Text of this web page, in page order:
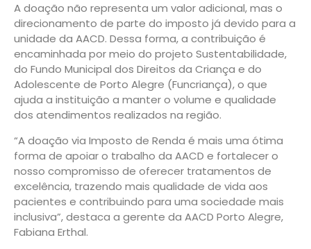
A doação não representa um valor adicional, mas o
direcionamento de parte do imposto já devido para a
unidade da AACD. Dessa forma, a contribuição é
encaminhada por meio do projeto Sustentabilidade,
do Fundo Municipal dos Direitos da Criança e do
Adolescente de Porto Alegre (Funcriança), o que
ajuda a instituição a manter o volume e qualidade
dos atendimentos realizados na região.
“A doação via Imposto de Renda é mais uma ótima
forma de apoiar o trabalho da AACD e fortalecer o
nosso compromisso de oferecer tratamentos de
excelência, trazendo mais qualidade de vida aos
pacientes e contribuindo para uma sociedade mais
inclusiva”, destaca a gerente da AACD Porto Alegre,
Fabiana Erthal.